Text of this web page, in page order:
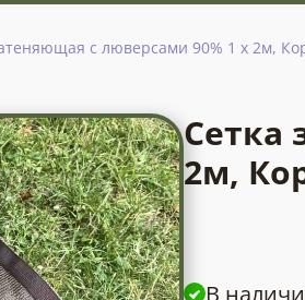
с люверсами 90% 1 х 2м,
Сетка
2м,
В